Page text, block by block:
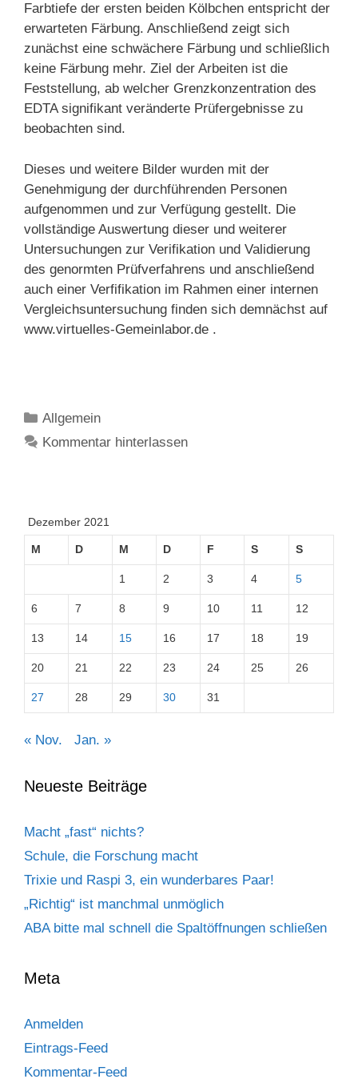
Farbtiefe der ersten beiden Kölbchen entspricht der
erwarteten Färbung. Anschließend zeigt sich
zunächst eine schwächere Färbung und schließlich
keine Färbung mehr. Ziel der Arbeiten ist die
Feststellung, ab welcher Grenzkonzentration des
EDTA signifikant veränderte Prüfergebnisse zu
beobachten sind.
Dieses und weitere Bilder wurden mit der
Genehmigung der durchführenden Personen
aufgenommen und zur Verfügung gestellt. Die
vollständige Auswertung dieser und weiterer
Untersuchungen zur Verifikation und Validierung
des genormten Prüfverfahrens und anschließend
auch einer Verfifikation im Rahmen einer internen
Vergleichsuntersuchung finden sich demnächst auf
www.virtuelles-Gemeinlabor.de .
Kategorien
Allgemein
Kommentar hinterlassen
Dezember 2021
M D M D F S S
1 2 3 4 5
6 7 8 9 10 11 12
13 14 15 16 17 18 19
20 21 22 23 24 25 26
27 28 29 30 31
« Nov. Jan. »
Neueste Beiträge
Macht „fast“ nichts?
Schule, die Forschung macht
Trixie und Raspi 3, ein wunderbares Paar!
„Richtig“ ist manchmal unmöglich
ABA bitte mal schnell die Spaltöffnungen schließen
Meta
Anmelden
Eintrags-Feed
Kommentar-Feed